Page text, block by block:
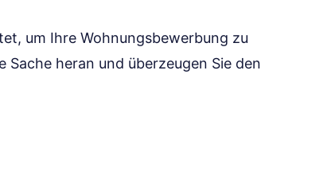
um Ihre Wohnungsbewerbung zu
Sache heran und überzeugen Sie den